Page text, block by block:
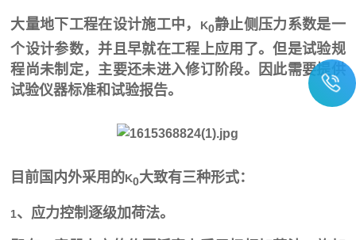
大量地下工程在设计施工中， K0静止侧压力系数是一
个设计参数，并且早就在工程上应用了。但是试验规
程尚未制定，主要还未进入修订阶段。因此需要提供
试验仪器标准和试验报告。
目前国内外采用的K0大致有三种形式：
1、应力控制逐级加荷法。